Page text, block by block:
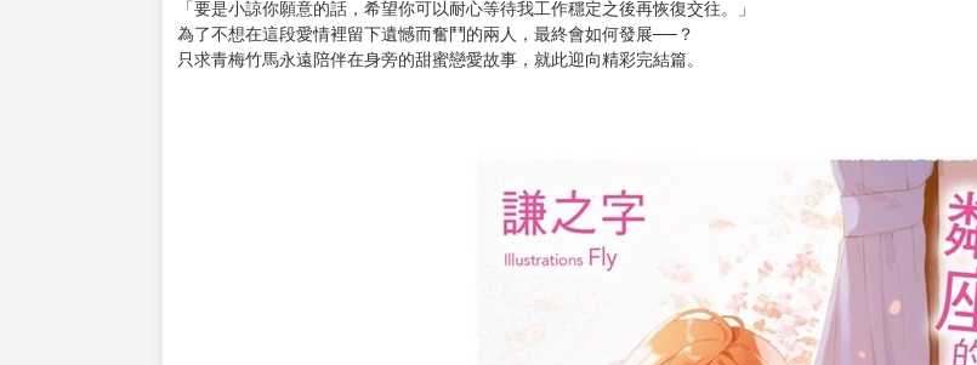
購買評價限制
兩人的互動彷彿再也壓抑不住至今深藏許久的愛意般，逐漸加深彼此的關係。
可是姬奈的演藝事業越來越忙碌，漸漸沒空與諒見面，讓兩人開始意識到想同時兼顧事業和愛情困難重重。
「要是小諒你願意的話，希望你可以耐心等待我工作穩定之後再恢復交往。」
為了不想在這段愛情裡留下遺憾而奮鬥的兩人，最終會如何發展──？
只求青梅竹馬永遠陪伴在身旁的甜蜜戀愛故事，就此迎向精彩完結篇。